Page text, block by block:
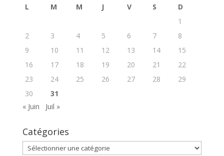
L M M J V S
D
1
2
3 4 5 6 7
8
9
10 11 12 13 14
15
16
17 18 19 20 21
22
23
24 25 26 27 28
29
30
31
« Juin
Juil »
Catégories
Catégories